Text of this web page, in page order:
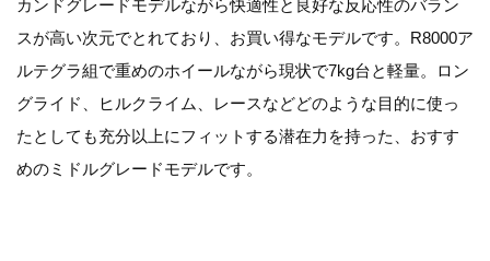
カンドグレードモデルながら快適性と良好な反応性のバラン
スが高い次元でとれており、お買い得なモデルです。R8000ア
ルテグラ組で重めのホイールながら現状で7kg台と軽量。ロン
グライド、ヒルクライム、レースなどどのような目的に使っ
たとしても充分以上にフィットする潜在力を持った、おすす
めのミドルグレードモデルです。